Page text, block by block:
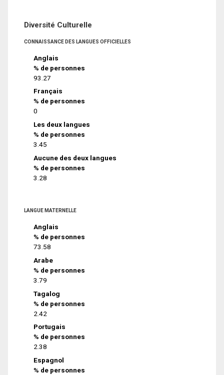
Diversité Culturelle
CONNAISSANCE DES LANGUES OFFICIELLES
Anglais
% de personnes
93.27
Français
% de personnes
0
Les deux langues
% de personnes
3.45
Aucune des deux langues
% de personnes
3.28
LANGUE MATERNELLE
Anglais
% de personnes
73.58
Arabe
% de personnes
3.79
Tagalog
% de personnes
2.42
Portugais
% de personnes
2.38
Espagnol
% de personnes